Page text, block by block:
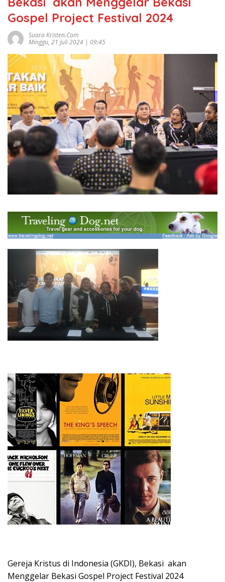
Gospel Project Festival 2024
Suara Kristen.com
Minggu, 21 Juli 2024 | 09:45
Gereja Kristus di Indonesia (GKDI), Bekasi akan
Menggelar Bekasi Gospel Project Festival 2024